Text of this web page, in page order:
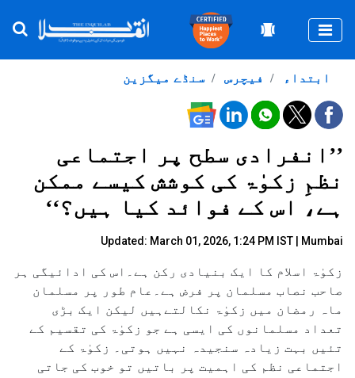
سنڈے میگزین فیچرس ابتداء
’’انفرادی سطح پر اجتماعی
نظمِ زکوٰۃ کی کوشش کیسے ممکن
ہے، اس کے فوائد کیا ہیں؟‘‘
Updated: March 01, 2026, 1:24 PM IST | Mumbai
زکوٰۃ اسلام کا ایک بنیادی رکن ہے۔اس کی ادائیگی ہر
صاحب نصاب مسلمان پر فرض ہے۔عام طور پر مسلمان
ماہ رمضان میں زکوٰۃ نکالتےہیں لیکن ایک بڑی
تعداد مسلمانوں کی ایسی ہے جو زکوٰۃ کی تقسیم کے
تئیں بہت زیادہ سنجیدہ نہیں ہوتی۔ زکوٰۃ کے
اجتماعی نظم کی اہمیت پر باتیں تو خوب کی جاتی